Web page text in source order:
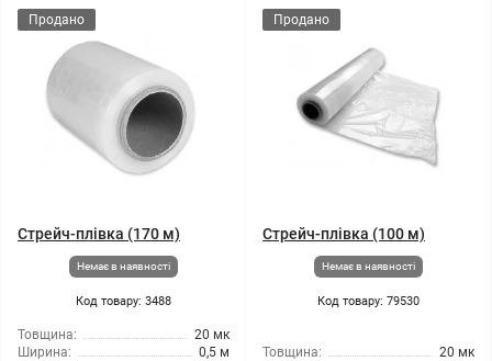
Продано
Стрейч-плівка (170 м)
Немає в наявності
Код товару: 3488
Товщина:
20 мк
Ширина:
0,5 м
Продано
Стрейч-плівка (100 м)
Немає в наявності
Код товару: 79530
Товщина:
20 мк